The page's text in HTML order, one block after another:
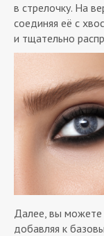
в стрелочку. На
соединяя её с
и тщательно
Далее, вы
добавляя к